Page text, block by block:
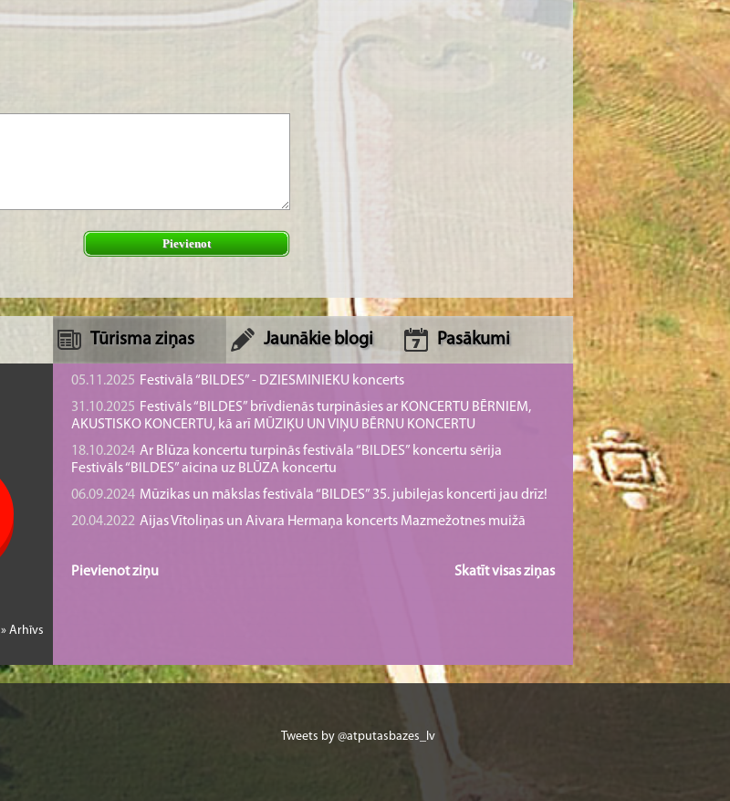
Pievienot
» Arhīvs
Tūrisma ziņas Jaunākie blogi Pasākumi
05.11.2025 Festivālā “BILDES” - DZIESMINIEKU koncerts
31.10.2025 Festivāls “BILDES” brīvdienās turpināsies ar KONCERTU BĒRNIEM,
AKUSTISKO KONCERTU, kā arī MŪZIĶU UN VIŅU BĒRNU KONCERTU
18.10.2024 Ar Blūza koncertu turpinās festivāla “BILDES” koncertu sērija
Festivāls “BILDES” aicina uz BLŪZA koncertu
06.09.2024 Mūzikas un mākslas festivāla “BILDES” 35. jubilejas koncerti jau drīz!
20.04.2022 Aijas Vītoliņas un Aivara Hermaņa koncerts Mazmežotnes muižā
Skatīt visas ziņas
Pievienot ziņu
Tweets by @atputasbazes_lv